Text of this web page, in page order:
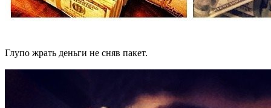
Глупо жрать деньги не сняв пакет.